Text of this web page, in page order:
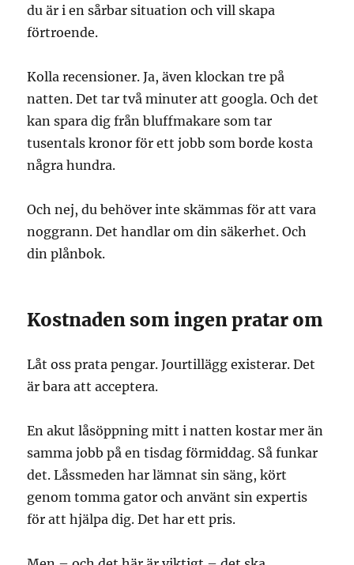
du är i en sårbar situation och vill skapa
förtroende.
Kolla recensioner. Ja, även klockan tre på
natten. Det tar två minuter att googla. Och det
kan spara dig från bluffmakare som tar
tusentals kronor för ett jobb som borde kosta
några hundra.
Och nej, du behöver inte skämmas för att vara
noggrann. Det handlar om din säkerhet. Och
din plånbok.
Kostnaden som ingen pratar om
Låt oss prata pengar. Jourtillägg existerar. Det
är bara att acceptera.
En akut låsöppning mitt i natten kostar mer än
samma jobb på en tisdag förmiddag. Så funkar
det. Låssmeden har lämnat sin säng, kört
genom tomma gator och använt sin expertis
för att hjälpa dig. Det har ett pris.